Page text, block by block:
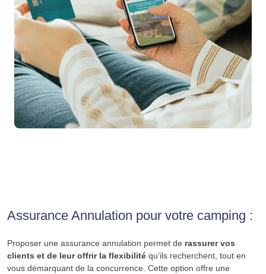
Assurance Annulation pour votre camping :
Proposer une assurance annulation permet de rassurer vos
clients et de leur offrir la flexibilité qu’ils recherchent, tout en
vous démarquant de la concurrence. Cette option offre une